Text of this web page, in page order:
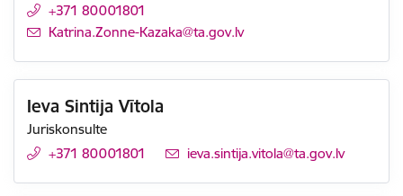
+371 80001801
E-pasts:
Katrina.Zonne-Kazaka@ta.gov.lv
Ieva Sintija Vītola
Juriskonsulte
+371 80001801
E-pasts:
ieva.sintija.vitola@ta.gov.lv